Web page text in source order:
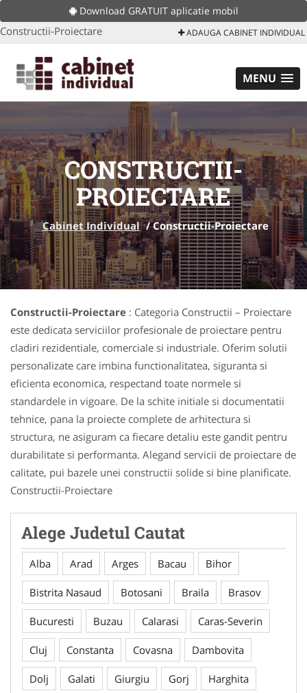
Download GRATUIT aplicatie mobil
Constructii-Proiectare ADAUGA CABINET INDIVIDUAL
MENU
CONSTRUCTII-
PROIECTARE
Cabinet Individual /Constructii-Proiectare
Constructii-Proiectare : Categoria Constructii – Proiectare
este dedicata serviciilor profesionale de proiectare pentru
cladiri rezidentiale, comerciale si industriale. Oferim solutii
personalizate care imbina functionalitatea, siguranta si
eficienta economica, respectand toate normele si
standardele in vigoare. De la schite initiale si documentatii
tehnice, pana la proiecte complete de arhitectura si
structura, ne asiguram ca fiecare detaliu este gandit pentru
durabilitate si performanta. Alegand servicii de proiectare de
calitate, pui bazele unei constructii solide si bine planificate.
Constructii-Proiectare
Alege Judetul Cautat
Alba Arad Arges Bacau Bihor
Bistrita Nasaud Botosani Braila Brasov
Bucuresti Buzau Calarasi Caras-Severin
Cluj Constanta Covasna Dambovita
Dolj Galati Giurgiu Gorj Harghita